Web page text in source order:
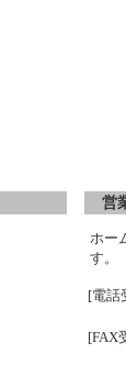
営
ホー
す。
[電
[FAX